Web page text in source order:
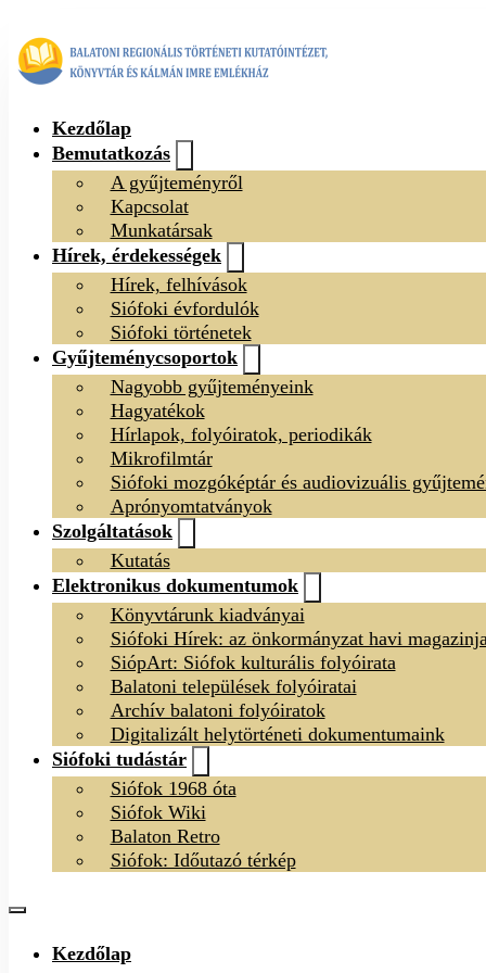
Kezdőlap
Bemutatkozás
A gyűjteményről
Kapcsolat
Munkatársak
Hírek, érdekességek
Hírek, felhívások
Siófoki évfordulók
Siófoki történetek
Gyűjteménycsoportok
Nagyobb gyűjteményeink
Hagyatékok
Hírlapok, folyóiratok, periodikák
Mikrofilmtár
Siófoki mozgóképtár és audiovizuális
Aprónyomtatványok
Szolgáltatások
Kutatás
Elektronikus dokumentumok
Könyvtárunk kiadványai
Siófoki Hírek: az önkormányzat havi
SiópArt: Siófok kulturális folyóirata
Balatoni települések folyóiratai
Archív balatoni folyóiratok
Digitalizált helytörténeti dokumentumaink
Siófoki tudástár
Siófok 1968 óta
Siófok Wiki
Balaton Retro
Siófok: Időutazó térkép
Kezdőlap